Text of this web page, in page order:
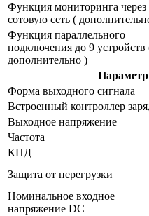
Функция мониторинга через
сотовую сеть (
Функция параллельного
подключения до 9 устройств
дополнительно )
Форма выходного сигнала
Встроенный контроллер
Выходное напряжение
Частота
КПД
Защита от перегрузки
Номинальное входное
напряжение DC